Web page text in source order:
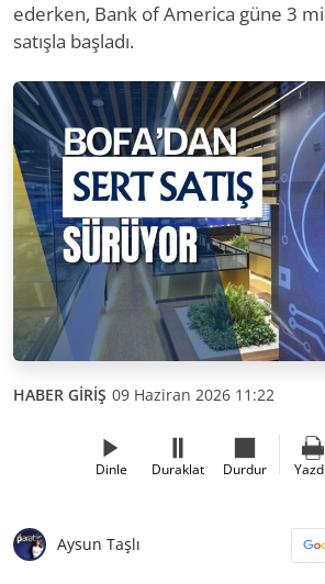
ederken, Bank of America güne 3
satışla başladı.
HABER GİRİŞ 09 Haziran 2026 11:22
Dinle Duraklat Durdur
Aysun Taşlı